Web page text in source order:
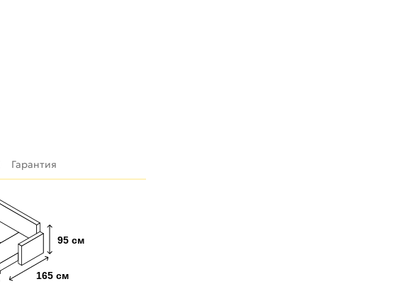
Гарантия